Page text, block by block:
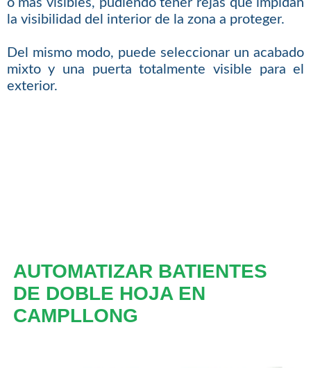
la visibilidad del interior de la zona a proteger.
Del mismo modo, puede seleccionar un acabado
mixto y una puerta totalmente visible para el
exterior.
AUTOMATIZAR BATIENTES
DE DOBLE HOJA EN
CAMPLLONG